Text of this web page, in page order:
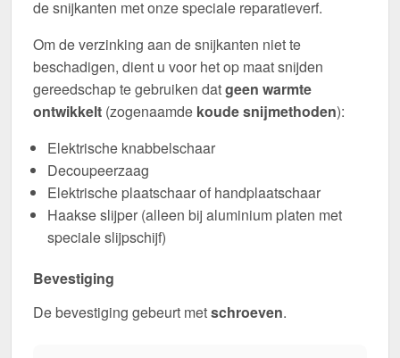
de snijkanten met onze speciale reparatieverf.
Om de verzinking aan de snijkanten niet te
beschadigen, dient u voor het op maat snijden
gereedschap te gebruiken datgeen warmte
ontwikkelt (zogenaamde koude snijmethoden):
Elektrische knabbelschaar
Decoupeerzaag
Elektrische plaatschaar of handplaatschaar
Haakse slijper (alleen bij aluminium platen met
speciale slijpschijf)
Bevestiging
De bevestiging gebeurt metschroeven.